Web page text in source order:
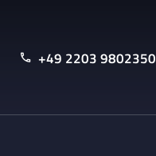
+49 2203 9802350